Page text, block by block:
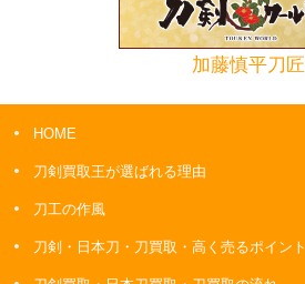
加藤慎平刀匠
HOME
刀剣買取王が選ばれる理由
刀工の作風
刀剣・日本刀・刀買取・高く売るポイント